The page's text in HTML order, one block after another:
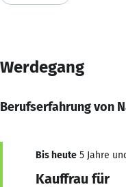
Werdegang
Berufserfahrung von
Bis heute 5 Jahre
Kauffrau für